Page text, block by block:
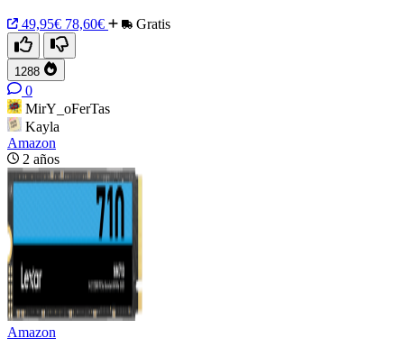
49,95€ 78,60€ Gratis
1288
0
MirY_oFerTas
Kayla
Amazon
2 años
Amazon